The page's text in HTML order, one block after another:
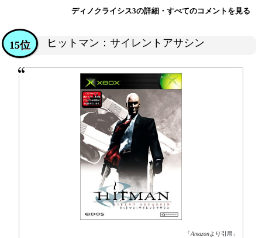
ディノクライシス3の詳細・すべてのコメントを見る
ヒットマン：サイレントアサシン
15位
「Amazonより引用」